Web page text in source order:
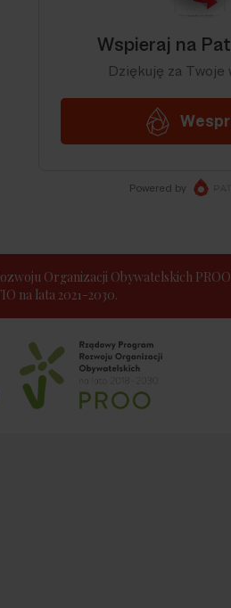
Organizacji Obywatelskich PROO
na lata 2021-2030.